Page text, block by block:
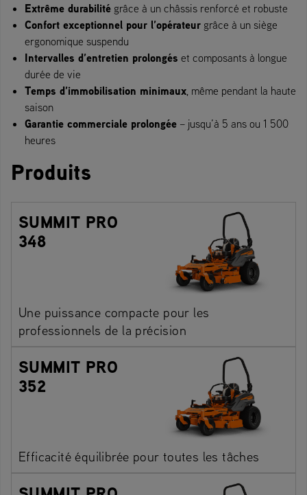
Extrême durabilité grâce à un châssis renforcé et robuste
Confort exceptionnel pour l’opérateur grâce à un siège
ergonomique suspendu
Intervalles d’entretien prolongés et composants à longue
durée de vie
Temps d’immobilisation minimaux, même pendant la haute
saison
Garantie commerciale prolongée – jusqu’à 5 ans ou 1 500
heures
Produits
SUMMIT PRO
348
Une puissance compacte pour les
professionnels de la précision
SUMMIT PRO
352
Efficacité équilibrée pour toutes les tâches